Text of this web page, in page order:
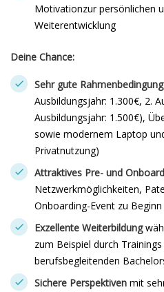
Motivationzur persönlichen
Weiterentwicklung
Deine Chance:
Sehr gute
Ausbildungsjahr: 1.300€, 2.
Ausbildungsjahr: 1.500€),
sowie modernem Laptop
Privatnutzung)
Attraktives Pre- und
Netzwerkmöglichkeiten,
Onboarding-Event zu
Exzellente Weiterbildung
zum Beispiel durch
berufsbegleitenden
Sichere Perspektiven mit